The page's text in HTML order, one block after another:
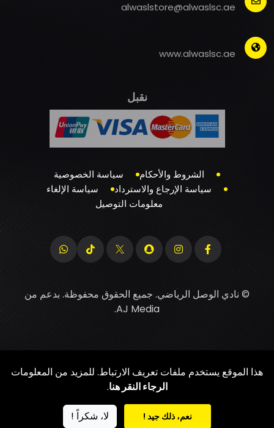
alwaslstore@alwaslsc.ae
www.alwaslsc.ae
نقبل
الشروط والأحكام
سياسة الخصوصية
سياسة الإرجاع والاسترداد
سياسة الإلغاء
معلومات التوصيل
© نادي الوصل الرياضي. جميع الحقوق محفوظة. بدعم من
AJ Media
.
هذا الموقع يستخدم ملفات تعريف الارتباط. للمزيد من المعلومات
الرجاء النقر هنا.
نعم، ذلك جيد ! لا، شكراً !